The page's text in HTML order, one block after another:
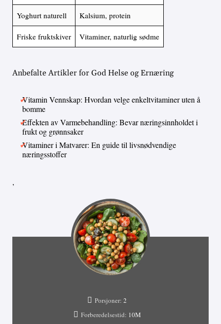
Yoghurt naturell Kalsium, protein
Friske fruktskiver Vitaminer, naturlig sødme
Anbefalte Artikler for God Helse og Ernæring
Vitamin Vennskap: Hvordan velge enkeltvitaminer uten å
bomme
Effekten av Varmebehandling: Bevar næringsinnholdet i
frukt og grønnsaker
Vitaminer i Matvarer: En guide til livsnødvendige
næringsstoffer
,
Porsjoner: 2
Forberedelsestid: 10M